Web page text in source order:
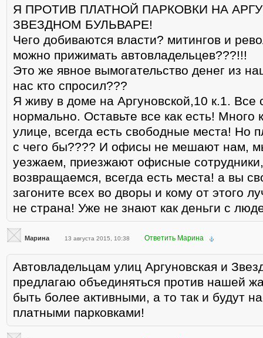
Я ПРОТИВ ПЛАТНОЙ ПАРКОВКИ НА
ЗВЕЗДНОМ БУЛЬВАРЕ!
Чего добиваются власти? митингов и
можно прижимать автовладельцев???!!!
Это же явное вымогательство денег из
нас кто спросил???
Я живу в доме на Аргуновской,10 к.1. Все
нормально. Оставьте все как есть! Много
улице, всегда есть свободные места! Но
с чего бы???? И офисы не мешают нам,
уезжаем, приезжают офисные
возвращаемся, всегда есть места! а вы
загоните всех во дворы и кому от этого
не страна! Уже не знают как деньги с
Марина 13 августа 2015, 10:38 Ответить Марина
Автовладельцам улиц Аргуновская и
предлагаю объединяться против нашей
быть более активными, а то так и будут
платными парковками!